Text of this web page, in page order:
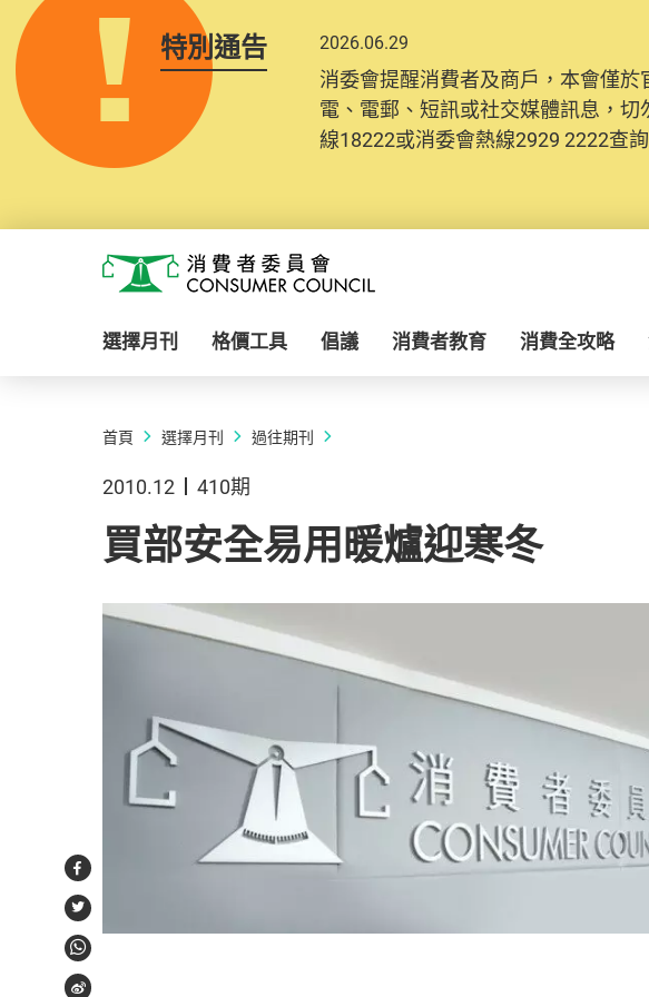
特別通告 2026.06.29
消委會提醒消費者及商戶，本會僅
電、電郵、短訊或社交媒體訊息，
線18222或消委會熱線2929 2222查詢
消費者委員會
選擇月刊 格價工具 倡議 消費者教育 消費全攻略
首頁 選擇月刊 過往期刊
2010.12 410期
買部安全易用暖爐迎寒冬
Facebook
Twitter
WhatsApp